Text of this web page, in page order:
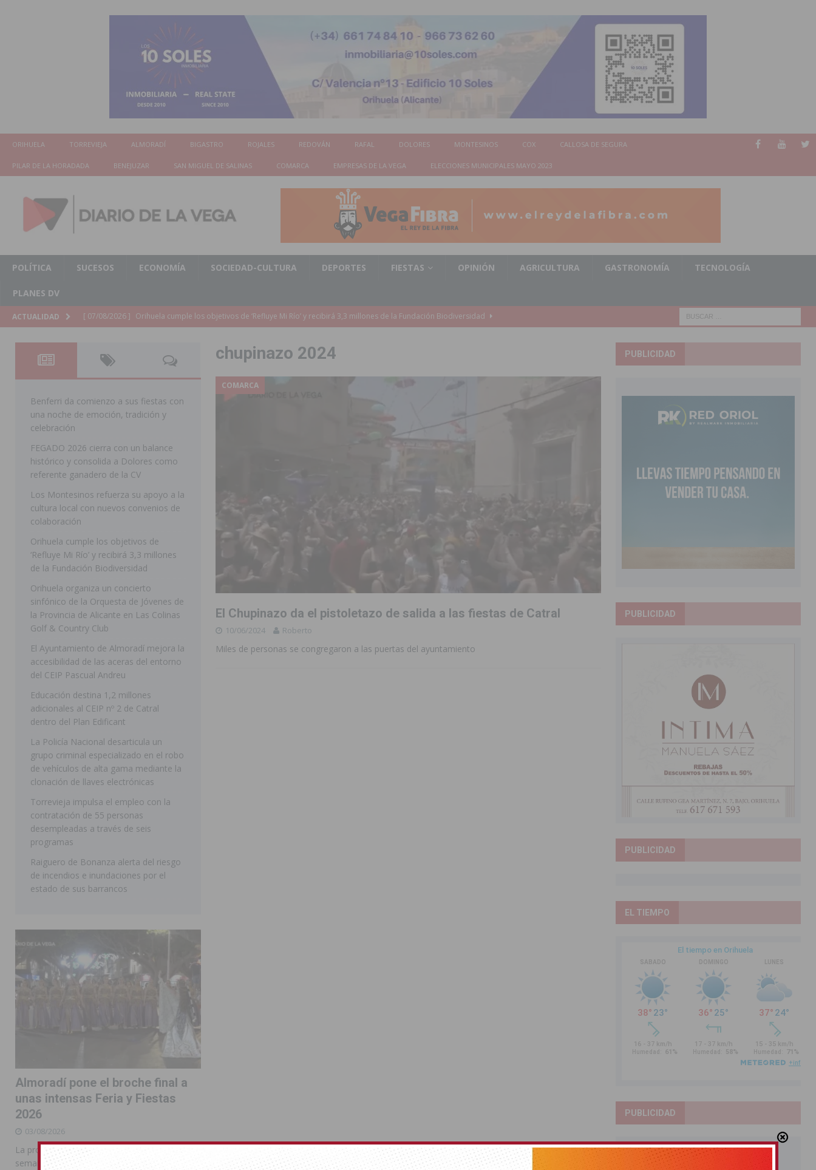
ORIHUELA TORREVIEJA ALMORADÍ BIGASTRO ROJALES REDOVÁN RAFAL DOLORES MONTESINOS COX CALLOSA DE SEGURA
PILAR DE LA HORADADA BENEJUZAR SAN MIGUEL DE SALINAS COMARCA EMPRESAS DE LA VEGA ELECCIONES MUNICIPALES MAYO 2023
POLÍTICA SUCESOS ECONOMÍA SOCIEDAD-CULTURA DEPORTES FIESTAS OPINIÓN AGRICULTURA GASTRONOMÍA TECNOLOGÍA
PLANES DV
ACTUALIDAD [ 07/08/2026 ] Orihuela organiza un concierto sinfónico de la Orquesta de Jóvenes de la Provincia de Alicante en Las Colinas
[ 07/08/2026 ]
El Ayuntamiento de Almoradí mejora la accesibilidad de las aceras del entorno del CEIP Pascual Andreu
ALMORADÍ
[ 07/08/2026 ] Educación destina 1,2 millones adicionales al CEIP nº 2 de Catral dentro del Plan Edificant
[ 07/08/2026 ] La Policía Nacional desarticula un grupo criminal especializado en el robo de vehículos de alta gama mediante la
[ 07/08/2026 ] Torrevieja impulsa el empleo con la contratación de 55 personas desempleadas a través de seis programas
TORREVIEJA
Raiguero de Bonanza alerta del riesgo de incendios e inundaciones por el estado de sus barrancos
[ 07/08/2026 ] La Generalitat impulsa el desdoblamiento de la CV-95, clave para Torrevieja
[ 07/08/2026 ] Benferri ya se prepara para dar comienzo a sus Fiestas 2026
[ 07/08/2026 ] Bigastro se viste de gala para la coronación de la Corte 2026
[ 07/08/2026 ] Rojales clausura con éxito las Fiestas de las Urbanizaciones de Ciudad Quesada 2026
[ 06/08/2026 ]
Redován presenta la programación de sus Fiestas Patronales en honor a la Virgen de la Salud y San Miguel
Arcángel
REDOVÁN
[ 08/08/2026 ] Benferri da comienzo a sus fiestas con una noche de emoción, tradición y celebración
DOLORES
[ 07/08/2026 ]
Orihuela cumple los objetivos de ‘Refluye Mi Río’ y recibirá 3,3 millones de la Fundación Biodiversidad
ORIHUELA
chupinazo 2024
COMARCA
El Chupinazo da el pistoletazo de salida a las fiestas de Catral
10/06/2024 Roberto
Miles de personas se congregaron a las puertas del ayuntamiento
Benferri da comienzo a sus fiestas con
una noche de emoción, tradición y
celebración
FEGADO 2026 cierra con un balance
histórico y consolida a Dolores como
referente ganadero de la CV
Los Montesinos refuerza su apoyo a la
cultura local con nuevos convenios de
colaboración
Orihuela cumple los objetivos de
‘Refluye Mi Río’ y recibirá 3,3 millones
de la Fundación Biodiversidad
Orihuela organiza un concierto
sinfónico de la Orquesta de Jóvenes de
la Provincia de Alicante en Las Colinas
Golf & Country Club
El Ayuntamiento de Almoradí mejora la
accesibilidad de las aceras del entorno
del CEIP Pascual Andreu
Educación destina 1,2 millones
adicionales al CEIP nº 2 de Catral
dentro del Plan Edificant
La Policía Nacional desarticula un
grupo criminal especializado en el robo
de vehículos de alta gama mediante la
clonación de llaves electrónicas
Torrevieja impulsa el empleo con la
contratación de 55 personas
desempleadas a través de seis
programas
Raiguero de Bonanza alerta del riesgo
de incendios e inundaciones por el
estado de sus barrancos
Almoradí pone el broche final a
unas intensas Feria y Fiestas
2026
03/08/2026
La programación reunió durante más de una
semana actos institucionales, conciertos,
PUBLICIDAD
PUBLICIDAD
PUBLICIDAD
EL TIEMPO
PUBLICIDAD